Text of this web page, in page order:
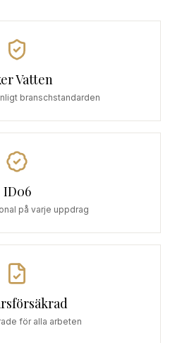
Vatten
branschstandarden
ID06
på varje uppdrag
för alla arbeten